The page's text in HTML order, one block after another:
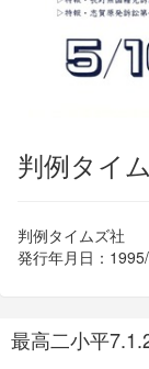
判例タイ
判例タイムズ社
発行年月日：
最高二小平